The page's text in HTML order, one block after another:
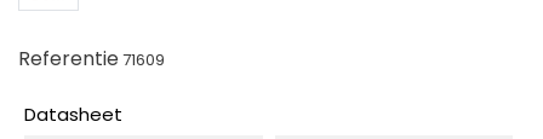
Referentie71609
Datasheet